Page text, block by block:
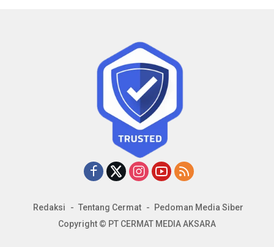
Redaksi Tentang Cermat
Pedoman Media Siber
Copyright © PT CERMAT MEDIA AKSARA